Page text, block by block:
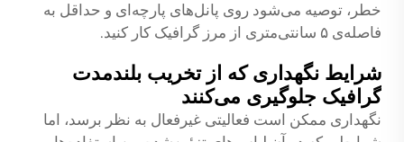
خطر، توصیه می‌شود روی پانل‌های پارچه‌ای و حداقل به
فاصله‌ی ۵ سانتی‌متری از مرز گرافیک کار کنید.
شرایط نگهداری که از تخریب بلندمدت
گرافیک جلوگیری می‌کنند
نگهداری ممکن است فعالیتی غیرفعال به نظر برسد، اما